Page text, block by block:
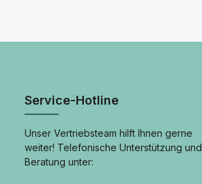
Service-Hotline
Unser Vertriebsteam hilft Ihnen gerne
weiter! Telefonische Unterstützung und
Beratung unter: